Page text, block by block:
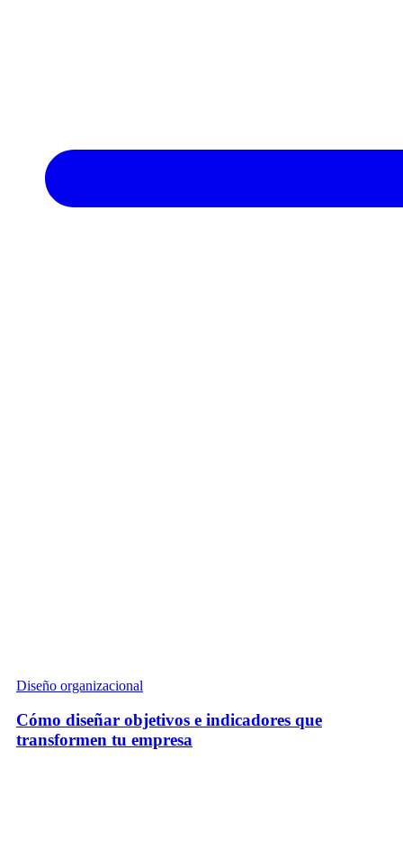
Diseño organizacional
Cómo diseñar objetivos e indicadores que
transformen tu empresa